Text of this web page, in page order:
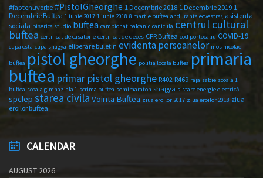
#faptenuvorbe #PistolGheorghe 1 Decembrie 2018 1 Decembrie 2019 1
Decembrie Buftea 1 iunie 2017 1 iunie 2018 8 martie buftea anduranta ecvestra\ asistenta
sociala biserica studio buftea campionat balcanic canicula centrul cultural
buftea certificat de casatorie certificat de deces CFR Buftea cod portocaliu COVID-19
cupa csta cupa shagya eliberare buletin evidenta persoanelor mos nicolae
buftea pistol gheorghe politia locala buftea primaria
buftea primar pistol gheorghe R402 R469 raja sabie scoala 1
buftea scoala gimnaziala 1 scrima buftea semimaraton shagya sistare energie electrică
spclep starea civila Vointa Buftea ziua eroilor 2017 ziua eroilor 2018 ziua
eroilor buftea
CALENDAR
AUGUST 2026